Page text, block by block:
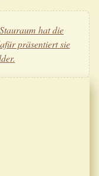
hat die
präsentiert sie